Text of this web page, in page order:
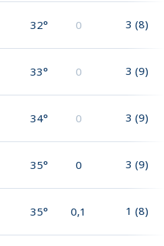
32° 0 3 (8)
33° 0 3 (9)
34° 0 3 (9)
35° 0 3 (9)
35° 0,1 1 (8)